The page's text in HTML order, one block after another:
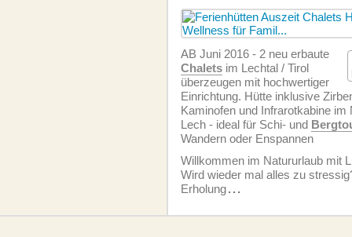
AB Juni 2016 - 2 neu erbaute
Chalets im Lechtal / Tirol
überzeugen mit hochwertiger
Einrichtung. Hütte inklusive
Kaminofen und Infrarotkabine im
Lech - ideal für Schi- und
Wandern oder Enspannen
Willkommen im Natururlaub mit
Wird wieder mal alles zu
Erholung...